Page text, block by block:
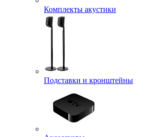
Комплекты акустики
Подставки и кронштейны